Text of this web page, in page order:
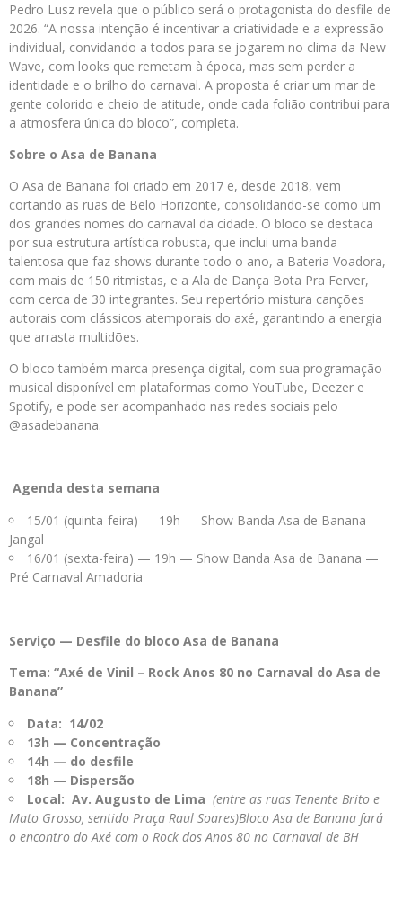
Pedro Lusz revela que o público será o protagonista do desfile de
2026. “A nossa intenção é incentivar a criatividade e a expressão
individual, convidando a todos para se jogarem no clima da New
Wave, com looks que remetam à época, mas sem perder a
identidade e o brilho do carnaval. A proposta é criar um mar de
gente colorido e cheio de atitude, onde cada folião contribui para
a atmosfera única do bloco”, completa.
Sobre o Asa de Banana
O Asa de Banana foi criado em 2017 e, desde 2018, vem
cortando as ruas de Belo Horizonte, consolidando-se como um
dos grandes nomes do carnaval da cidade. O bloco se destaca
por sua estrutura artística robusta, que inclui uma banda
talentosa que faz shows durante todo o ano, a Bateria Voadora,
com mais de 150 ritmistas, e a Ala de Dança Bota Pra Ferver,
com cerca de 30 integrantes. Seu repertório mistura canções
autorais com clássicos atemporais do axé, garantindo a energia
que arrasta multidões.
O bloco também marca presença digital, com sua programação
musical disponível em plataformas como YouTube, Deezer e
Spotify, e pode ser acompanhado nas redes sociais pelo
@asadebanana.
Agenda desta semana
15/01 (quinta-feira) — 19h — Show Banda Asa de Banana —
Jangal
16/01 (sexta-feira) — 19h — Show Banda Asa de Banana —
Pré Carnaval Amadoria
Serviço — Desfile do bloco Asa de Banana
Tema: “Axé de Vinil – Rock Anos 80 no Carnaval do Asa de
Banana”
Data: 14/02
13h — Concentração
14h — do desfile
18h — Dispersão
Local: Av. Augusto de Lima (entre as ruas Tenente Brito e
Mato Grosso, sentido Praça Raul Soares)Bloco Asa de Banana fará
o encontro do Axé com o Rock dos Anos 80 no Carnaval de BH